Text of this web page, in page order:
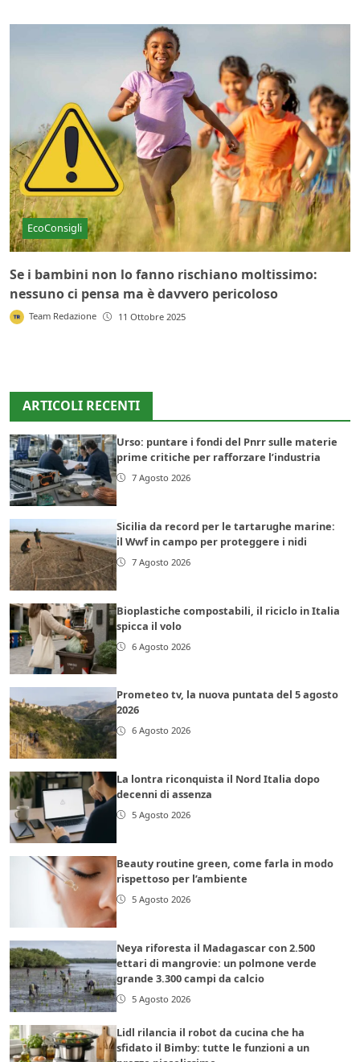
EcoConsigli
Se i bambini non lo fanno rischiano moltissimo:
nessuno ci pensa ma è davvero pericoloso
Team Redazione 11 Ottobre 2025
ARTICOLI RECENTI
Urso: puntare i fondi del Pnrr sulle materie
prime critiche per rafforzare l’industria
7 Agosto 2026
Sicilia da record per le tartarughe marine:
il Wwf in campo per proteggere i nidi
7 Agosto 2026
Bioplastiche compostabili, il riciclo in Italia
spicca il volo
6 Agosto 2026
Prometeo tv, la nuova puntata del 5 agosto
2026
6 Agosto 2026
La lontra riconquista il Nord Italia dopo
decenni di assenza
5 Agosto 2026
Beauty routine green, come farla in modo
rispettoso per l’ambiente
5 Agosto 2026
Neya riforesta il Madagascar con 2.500
ettari di mangrovie: un polmone verde
grande 3.300 campi da calcio
5 Agosto 2026
Lidl rilancia il robot da cucina che ha
sfidato il Bimby: tutte le funzioni a un